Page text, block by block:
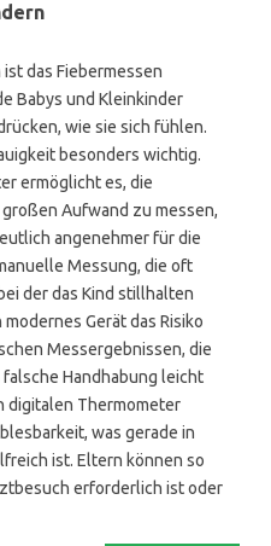
das Fiebermessen
Babys und Kleinkinder
wie sie sich fühlen.
besonders wichtig.
ermöglicht es, die
Aufwand zu messen,
angenehmer für die
Messung, die oft
der das Kind stillhalten
Gerät das Risiko
Messergebnissen, die
Handhabung leicht
digitalen Thermometer
was gerade in
ist. Eltern können so
erforderlich ist oder